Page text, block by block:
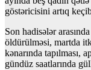
göstəricisini artıq
Son hadisələr
öldürülməsi, martda
kənarında tapılması,
gündüz saatlarında